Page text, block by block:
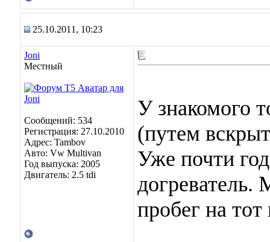
25.10.2011, 10:23
Joni
Местный
Сообщений: 534
Регистрация: 27.10.2010
Адрес: Tambov
Авто: Vw Multivan
Год выпуска: 2005
Двигатель: 2.5 tdi
У знакомого
(путем
Уже почти
догреватель.
пробег на